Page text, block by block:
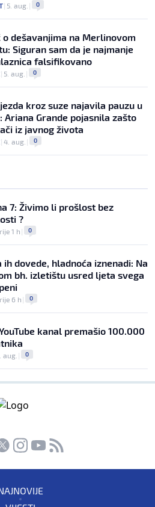
| 5. aug. | 0
dešavanjima na Merlinovom
Siguran sam da je najmanje
falsifikovano
| 5. aug. | 0
kroz suze najavila pauzu u
Ariana Grande pojasnila zašto
iz javnog života
| 4. aug. | 0
7: Živimo li prošlost bez
?
1 h | 0
ih dovede, hladnoća iznenadi: Na
bh. izletištu usred ljeta svega
6 h | 0
kanal premašio 100.000
aug. | 0